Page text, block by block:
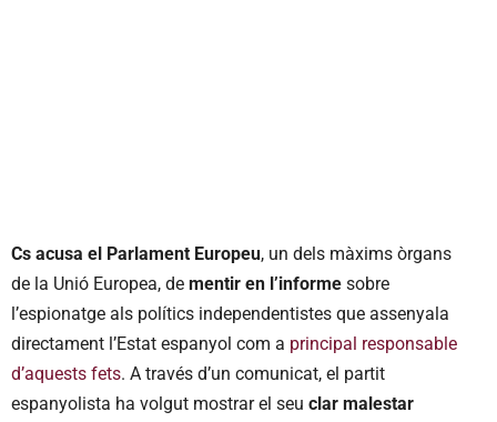
Cs acusa el Parlament Europeu, un dels màxims òrgans
de la Unió Europea, de mentir en l’informe sobre
l’espionatge als polítics independentistes que assenyala
directament l’Estat espanyol com a principal responsable
d’aquests fets. A través d’un comunicat, el partit
espanyolista ha volgut mostrar el seu clar malestar